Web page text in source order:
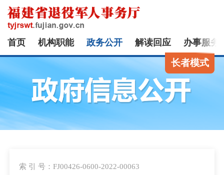
首页 机构职能 政务公开 解读回应 办事服务
长者模式
索 引 号：FJ00426-0600-2022-00063